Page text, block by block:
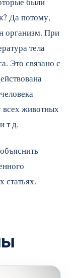
Да потому,
организм. При
тела
Это связано с
всех животных
т д.
статьях.